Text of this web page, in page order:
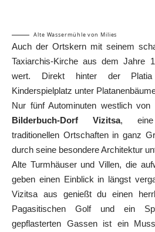
Alte Wassermühle von Milies
Auch der Ortskern mit seinem
Taxiarchis-Kirche aus dem Jahre
wert. Direkt hinter der
Kinderspielplatz unter
Nur fünf Autominuten westlich
Bilderbuch-Dorf Vizitsa, eine
traditionellen Ortschaften in ganz
durch seine besondere Architektur
Alte Turmhäuser und Villen, die
geben einen Einblick in längst
Vizitsa aus genießt du einen
Pagasitischen Golf und ein
gepflasterten Gassen ist ein